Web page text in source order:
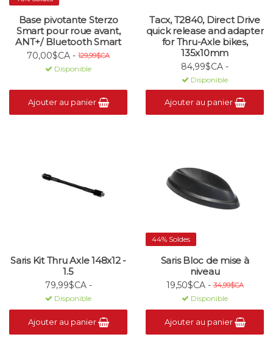
Base pivotante Sterzo
Smart pour roue avant,
ANT+/ Bluetooth Smart
70,00$CA - 129,99$CA
Disponible
Ajouter au panier
Tacx, T2840, Direct Drive
quick release and adapter
for Thru-Axle bikes,
135x10mm
84,99$CA -
Disponible
Ajouter au panier
Saris Kit Thru Axle 148x12 -
1.5
79,99$CA -
Disponible
Ajouter au panier
44% Soldes
Saris Bloc de mise à
niveau
19,50$CA - 34,99$CA
Disponible
Ajouter au panier